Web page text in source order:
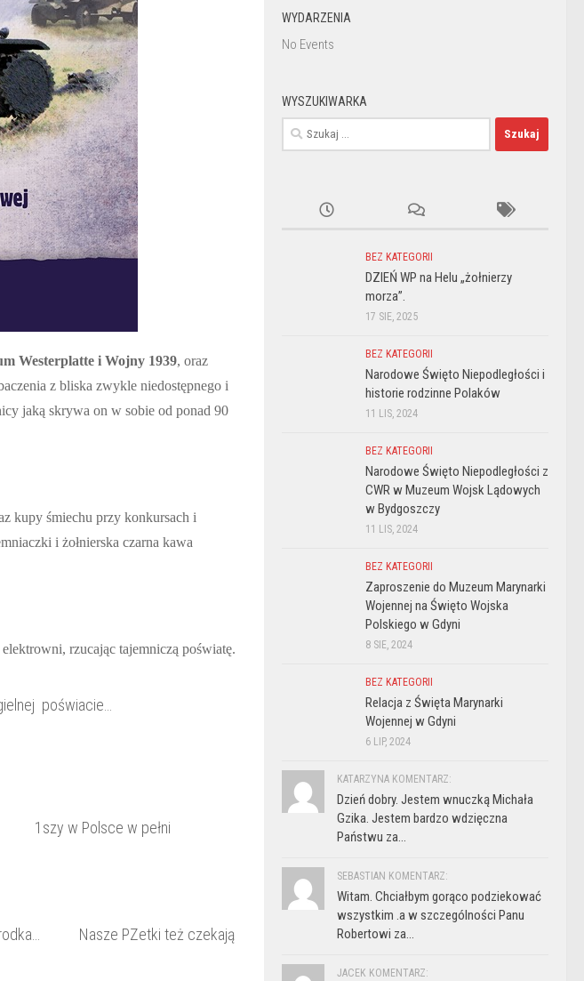
Westerplatte i Wojny 1939, oraz
z bliska zwykle niedostępnego i
jaką skrywa on w sobie od ponad 90
śmiechu przy konkursach i
i żołnierska czarna kawa
rzucając tajemniczą poświatę.
poświacie…
1szy w Polsce w pełni
Nasze PZetki też czekają
WYDARZENIA
No Events
WYSZUKIWARKA
Szukaj:
BEZ KATEGORII
DZIEŃ WP na Helu „żołnierzy
morza”.
17 SIE, 2025
BEZ KATEGORII
Narodowe Święto Niepodległości i
historie rodzinne Polaków
11 LIS, 2024
BEZ KATEGORII
Narodowe Święto Niepodległości z
CWR w Muzeum Wojsk Lądowych
w Bydgoszczy
11 LIS, 2024
BEZ KATEGORII
Zaproszenie do Muzeum Marynarki
Wojennej na Święto Wojska
Polskiego w Gdyni
8 SIE, 2024
BEZ KATEGORII
Relacja z Święta Marynarki
Wojennej w Gdyni
6 LIP, 2024
KATARZYNA KOMENTARZ:
Dzień dobry. Jestem wnuczką Michała
Gzika. Jestem bardzo wdzięczna
Państwu za...
SEBASTIAN KOMENTARZ:
Witam. Chciałbym gorąco podziekować
wszystkim .a w szczególności Panu
Robertowi za...
JACEK KOMENTARZ: